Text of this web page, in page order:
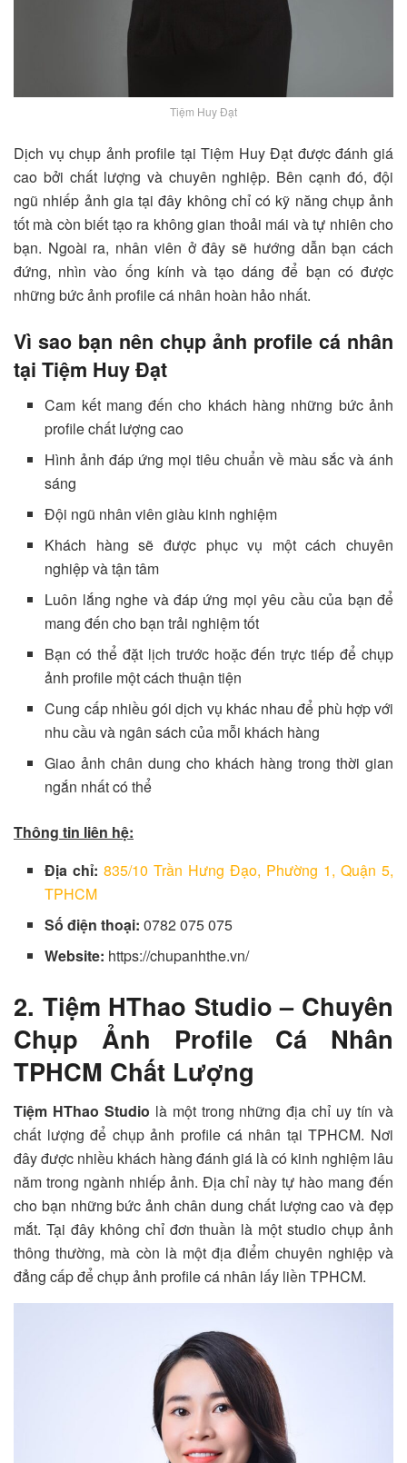
Tiệm Huy Đạt
Dịch vụ chụp ảnh profile tạiTiệm Huy Đạt được đánh giá
cao bởi chất lượng và chuyên nghiệp. Bên cạnh đó, đội
ngũ nhiếp ảnh gia tại đây không chỉ có kỹ năng chụp ảnh
tốt mà còn biết tạo ra không gian thoải mái và tự nhiên cho
bạn. Ngoài ra, nhân viên ở đây sẽ hướng dẫn bạn cách
đứng, nhìn vào ống kính và tạo dáng để bạn có được
những bức ảnh profile cá nhân hoàn hảo nhất.
Vì sao bạn nên chụp ảnh profile cá nhân
tại Tiệm Huy Đạt
Cam kết mang đến cho khách hàng những bức ảnh
profile chất lượng cao
Hình ảnh đáp ứng mọi tiêu chuẩn về màu sắc và ánh
sáng
Đội ngũ nhân viên giàu kinh nghiệm
Khách hàng sẽ được phục vụ một cách chuyên
nghiệp và tận tâm
Luôn lắng nghe và đáp ứng mọi yêu cầu của bạn để
mang đến cho bạn trải nghiệm tốt
Bạn có thể đặt lịch trước hoặc đến trực tiếp để chụp
ảnh profile một cách thuận tiện
Cung cấp nhiều gói dịch vụ khác nhau để phù hợp với
nhu cầu và ngân sách của mỗi khách hàng
Giao ảnh chân dung cho khách hàng trong thời gian
ngắn nhất có thể
Thông tin liên hệ:
Địa chỉ: 835/10 Trần Hưng Đạo, Phường 1, Quận 5,
TPHCM
Số điện thoại: 0782 075 075
Website: https://chupanhthe.vn/
2. Tiệm HThao Studio – Chuyên
Chụp Ảnh Profile Cá Nhân
TPHCM Chất Lượng
Tiệm HThao Studio là một trong những địa chỉ uy tín và
chất lượng để chụp ảnh profile cá nhân tại TPHCM. Nơi
đây được nhiều khách hàng đánh giá là có kinh nghiệm lâu
năm trong ngành nhiếp ảnh. Địa chỉ này tự hào mang đến
cho bạn những bức ảnh chân dung chất lượng cao và đẹp
mắt. Tại đây không chỉ đơn thuần là một studio chụp ảnh
thông thường, mà còn là một địa điểm chuyên nghiệp và
đẳng cấp để chụp ảnh profile cá nhân lấy liền TPHCM.